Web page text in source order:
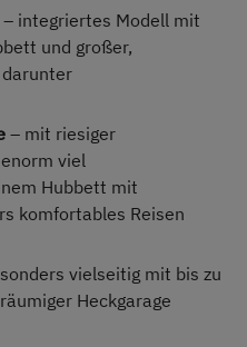
– integriertes Modell mit
und großer,
darunter
– mit riesiger
viel
Hubbett mit
komfortables Reisen
vielseitig mit bis zu
Heckgarage